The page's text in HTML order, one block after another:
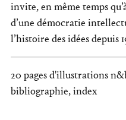
invite, en même temps
d’une démocratie
l’histoire des idées depuis
20 pages d'illustrations
bibliographie, index